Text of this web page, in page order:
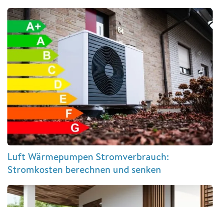
Luft Wärmepumpen Stromverbrauch:
Stromkosten berechnen und senken